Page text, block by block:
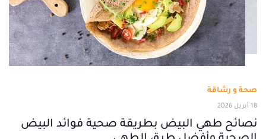
صحة و رشاقة
18 أبريل 2026
نصائح طهي البيض بطريقة صحية فوائد البيض